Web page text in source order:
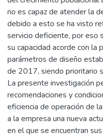
no es capaz de atender la
debido a esto se ha visto
servicio deficiente, por eso
su capacidad acorde con la
parámetros de diseño
de 2017, siendo prioritario
La presente investigación
recomendaciones y
eficiencia de operación de
a la empresa una nueva
en el que se encuentran